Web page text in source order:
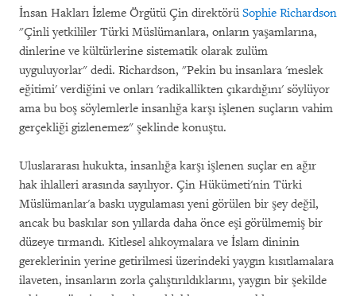
İnsan Hakları İzleme Örgütü Çin direktörü Sophie Richardson
"Çinli yetkililer Türki Müslümanlara, onların yaşamlarına,
dinlerine ve kültürlerine sistematik olarak zulüm
uyguluyorlar" dedi. Richardson, "Pekin bu insanlara 'meslek
eğitimi' verdiğini ve onları 'radikallikten çıkardığını' söylüyor
ama bu boş söylemlerle insanlığa karşı işlenen suçların vahim
gerçekliği gizlenemez" şeklinde konuştu.
Uluslararası hukukta, insanlığa karşı işlenen suçlar en ağır
hak ihlalleri arasında sayılıyor. Çin Hükümeti'nin Türki
Müslümanlar'a baskı uygulaması yeni görülen bir şey değil,
ancak bu baskılar son yıllarda daha önce eşi görülmemiş bir
düzeye tırmandı. Kitlesel alıkoymalara ve İslam dininin
gereklerinin yerine getirilmesi üzerindeki yaygın kısıtlamalara
ilaveten, insanların zorla çalıştırıldıklarını, yaygın bir şekilde